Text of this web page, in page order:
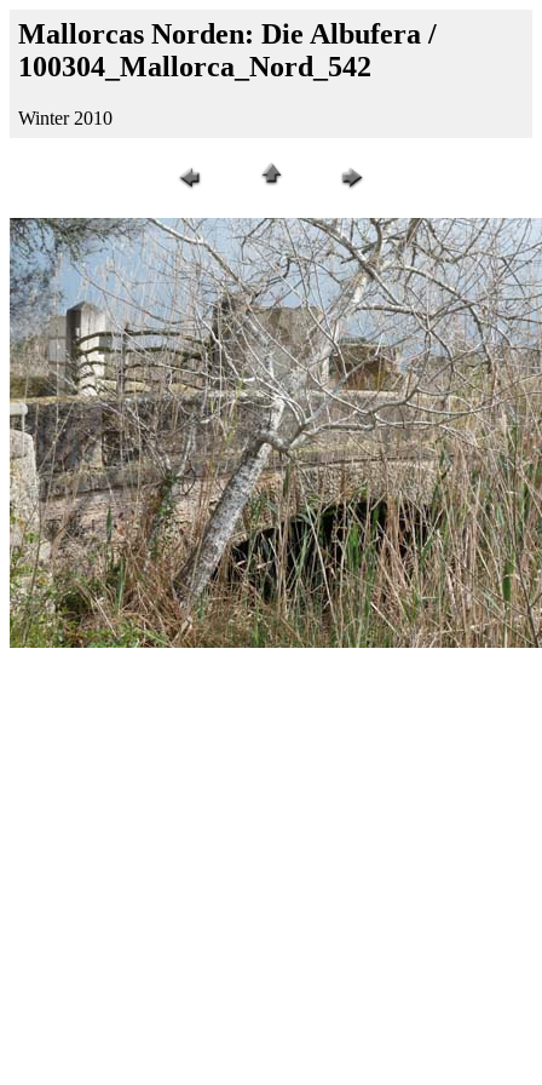
Mallorcas Norden: Die Albufera /
100304_Mallorca_Nord_542
Winter 2010